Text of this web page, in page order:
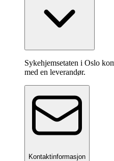
Sykehjemsetaten i Oslo
med en leverandør.
Kontaktinformasjon